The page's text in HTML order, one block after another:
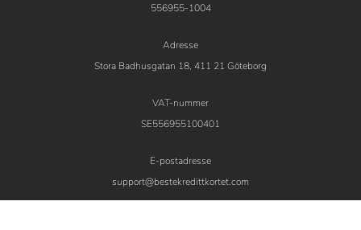
556955-1004
Adresse
Stora Badhusgatan 18, 411 21 Göteborg
VAT-nummer
SE556955100401
E-postadresse
support@bestekredittkortet.com